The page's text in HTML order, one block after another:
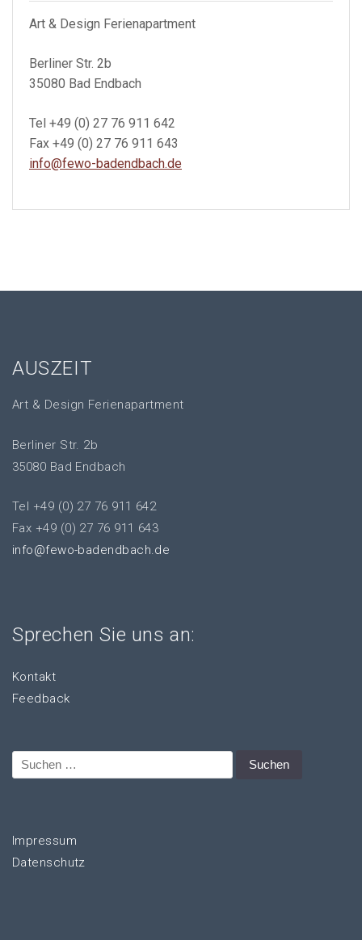
Art & Design Ferienapartment
Berliner Str. 2b
35080 Bad Endbach
Tel +49 (0) 27 76 911 642
Fax +49 (0) 27 76 911 643
info@fewo-badendbach.de
AUSZEIT
Art & Design Ferienapartment
Berliner Str. 2b
35080 Bad Endbach
Tel +49 (0) 27 76 911 642
Fax +49 (0) 27 76 911 643
info@fewo-badendbach.de
Sprechen Sie uns an:
Kontakt
Feedback
Suchen
nach:
Impressum
Datenschutz